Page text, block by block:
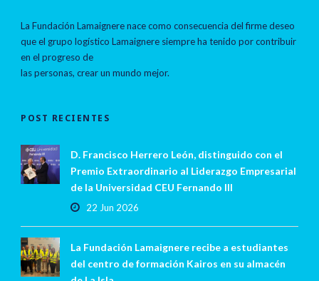
La Fundación Lamaignere nace como consecuencia del firme deseo
que el grupo logístico Lamaignere siempre ha tenido por contribuir
en el progreso de
las personas, crear un mundo mejor.
POST RECIENTES
D. Francisco Herrero León, distinguido con el
Premio Extraordinario al Liderazgo Empresarial
de la Universidad CEU Fernando III
22 Jun 2026
La Fundación Lamaignere recibe a estudiantes
del centro de formación Kairos en su almacén